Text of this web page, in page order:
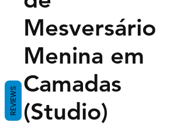
Mesversário
Menina em
Camadas
(Studio)
REVIEWS